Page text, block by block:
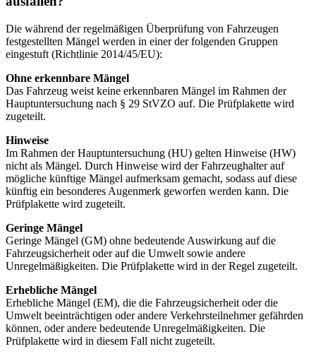
Die während der regelmäßigen Überprüfung von Fahrzeugen
festgestellten Mängel werden in einer der folgenden Gruppen
eingestuft (Richtlinie 2014/45/EU):
Ohne erkennbare Mängel
Das Fahrzeug weist keine erkennbaren Mängel im Rahmen der
Hauptuntersuchung nach § 29 StVZO auf. Die Prüfplakette wird
zugeteilt.
Hinweise
Im Rahmen der Hauptuntersuchung (HU) gelten Hinweise (HW)
nicht als Mängel. Durch Hinweise wird der Fahrzeughalter auf
mögliche künftige Mängel aufmerksam gemacht, sodass auf diese
künftig ein besonderes Augenmerk geworfen werden kann. Die
Prüfplakette wird zugeteilt.
Geringe Mängel
Geringe Mängel (GM) ohne bedeutende Auswirkung auf die
Fahrzeugsicherheit oder auf die Umwelt sowie andere
Unregelmäßigkeiten. Die Prüfplakette wird in der Regel zugeteilt.
Erhebliche Mängel
Erhebliche Mängel (EM), die die Fahrzeugsicherheit oder die
Umwelt beeinträchtigen oder andere Verkehrsteilnehmer gefährden
können, oder andere bedeutende Unregelmäßigkeiten. Die
Prüfplakette wird in diesem Fall nicht zugeteilt.